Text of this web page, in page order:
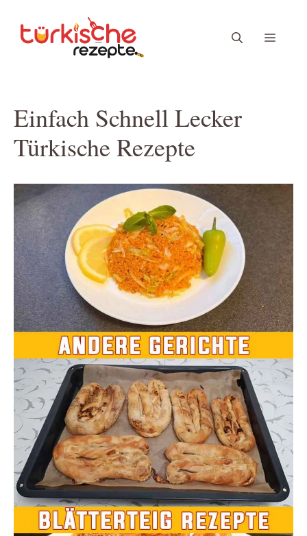
Inhalt
springen
Menü
Einfach Schnell Lecker
Türkische Rezepte